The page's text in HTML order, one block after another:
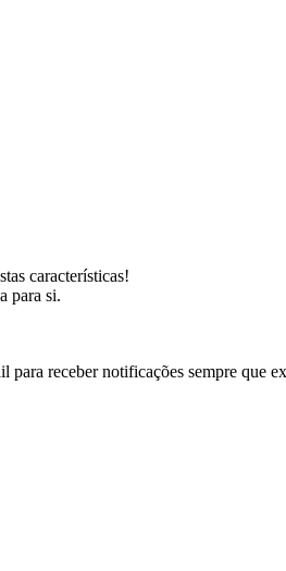
características!
para si.
para receber notificações sempre que